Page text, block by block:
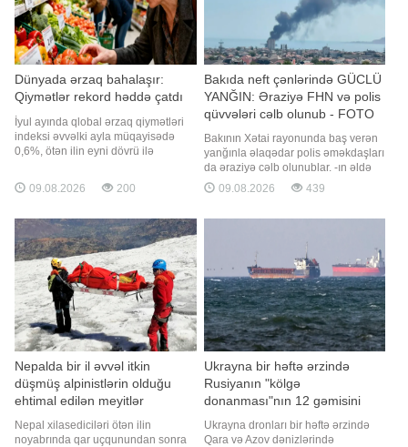
Dünyada ərzaq bahalaşır:
Qiymətlər rekord həddə çatdı
İyul ayında qlobal ərzaq qiymətləri
indeksi əvvəlki ayla müqayisədə
0,6%, ötən ilin eyni dövrü ilə
ilin yanvarından bəri ən yüksək
səviyyəyə çatıb. xəbər verir ki, bu
Təsərrüfatı Təşkilatı (FAO) məlumat
yayıb. Əsas ərzaq məhsullarının
düny
09.08.2026 200
Bakıda neft çənlərində GÜCLÜ
YANĞIN: Əraziyə FHN və polis
qüvvələri cəlb olunub - FOTO
Bakının Xətai rayonunda baş verən
yanğınla əlaqədar polis əməkdaşları
da əraziyə cəlb olunublar. -ın əldə
etdiyi məlumata görə, hadisə
yerində yanğınsöndürmə və
məqsədilə polis tərəfindən zəruri
operativ tədbirlər görülüb. 16:26.
Bakının Xəta
09.08.2026 439
Nepalda bir il əvvəl itkin
düşmüş alpinistlərin olduğu
ehtimal edilən meyitlər
aşkarlanıb
Nepal xilasediciləri ötən ilin
noyabrında qar uçqunundan sonra
Ukrayna bir həftə ərzində
Rusiyanın "kölgə
donanması"nın 12 gəmisini
vurub
Ukrayna dronları bir həftə ərzində
Qara və Azov dənizlərində